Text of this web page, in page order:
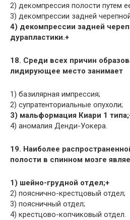
2) декомпрессия полости путем
3) декомпрессии задней
4) декомпрессии задней
дурапластики.+
18. Среди всех причин
лидирующее место занимает
1) базилярная импрессия;
2) супратенториальные опухоли;
3) мальформация Киари 1
4) аномалия Денди-Уокера.
19. Наиболее
полости в спинном мозге
1) шейно-грудной отдел;+
2) пояснично-крестцовый отдел;
3) поясничный отдел;
4) крестцово-копчиковый отдел.